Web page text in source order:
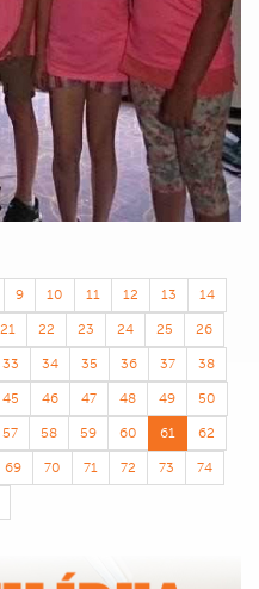
9 10 11 12 13 14
21 22 23 24 25 26
33 34 35 36 37 38
45 46 47 48 49 50
57 58 59 60 61 62
69 70 71 72 73 74